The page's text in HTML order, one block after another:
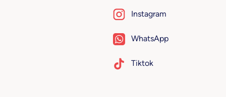
Instagram
WhatsApp
Tiktok